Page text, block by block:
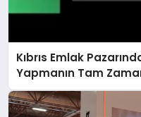
Kıbrıs Emlak
Yapmanın Tam